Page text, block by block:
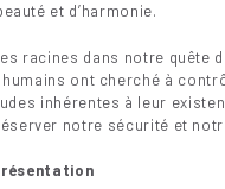
et d’harmonie.
racines dans notre quête
ont cherché à
inhérentes à leur
notre sécurité et